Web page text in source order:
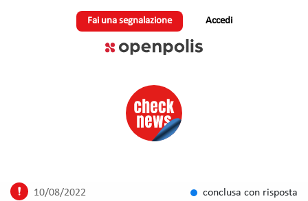
Fai una segnalazione Accedi
10/08/2022 conclusa con risposta